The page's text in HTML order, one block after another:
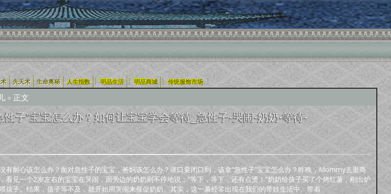
先天术 生命奥秘 人生指数 | 明品生活 | 明品商城 | 传统服饰市场 |
» 正文
性子”宝宝怎么办？如何让宝宝学会等待_急性子-哭闹-奶奶-等待-
有耐心该怎么办？面对急性子的宝宝，爸妈该怎么办？张口要闭口到，该拿“急性子”宝宝怎么办？昨晚，Mommy去逛商
见一个2岁左右的宝宝在哭闹，而旁边的奶奶则不停地说：“等下，等下，还有点烫！”奶奶给孩子买了个烤红薯，刚出炉
孩子。结果，孩子等不及，就开始用哭闹来催促奶奶。其实，这一幕经常出现在我们的带娃生活中。带着